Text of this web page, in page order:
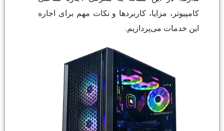
کامپیوتر، مزایا، کاربردها و نکات مهم برای اجاره
این خدمات می‌پردازیم.